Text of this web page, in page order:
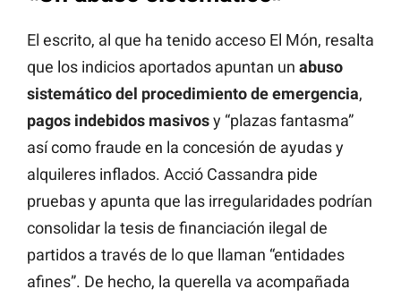
El escrito, al que ha tenido acceso El Món, resalta
que los indicios aportados apuntan un abuso
sistemático del procedimiento de emergencia,
pagos indebidos masivosy “plazas fantasma”
así como fraude en la concesión de ayudas y
alquileres inflados. Acció Cassandra pide
pruebas y apunta que las irregularidades podrían
consolidar la tesis de financiación ilegal de
partidos a través de lo que llaman “entidades
afines”. De hecho, la querella va acompañada